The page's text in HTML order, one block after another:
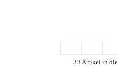
33 Artikel in